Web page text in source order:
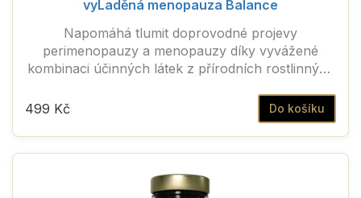
vyLaděná menopauza Balance
Napomáhá tlumit doprovodné projevy
perimenopauzy a menopauzy díky vyvážené
kombinaci účinných látek z přírodních rostlinných
Do košíku
499 Kč